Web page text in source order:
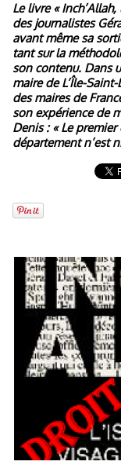
Le livre «
des journalistes
avant même sa
tant sur la
son contenu. Dans
maire de L’Île-
des maires de
son expérience de
Denis : « Le
département n’est